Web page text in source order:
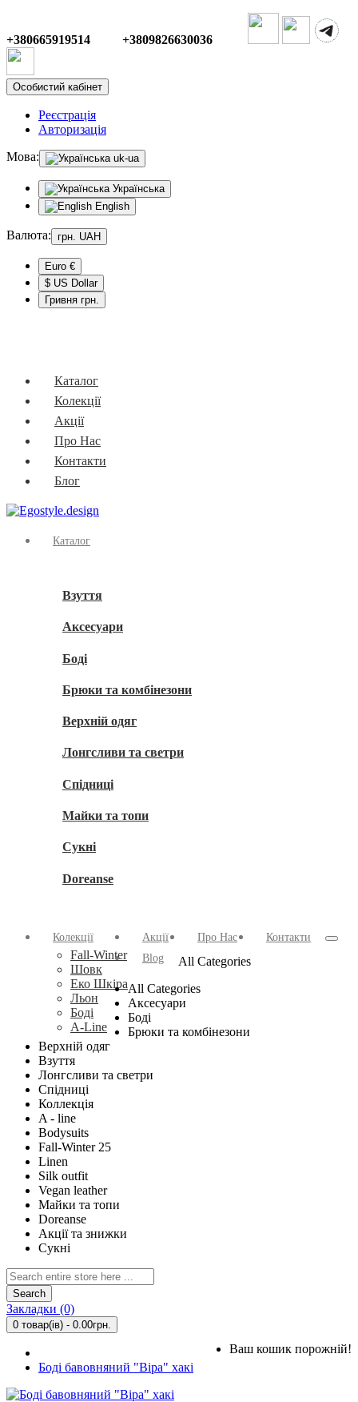
+380665919514 +3809826630036
Особистий кабінет
Реєстрація
Авторизація
Мова:
uk-ua
Українська
English
Валюта: грн. UAH
Euro €
$ US Dollar
Гривня грн.
Каталог
Колекції
Акції
Про Нас
Контакти
Блог
Каталог
Взуття
Аксесуари
Боді
Брюки та комбінезони
Верхній одяг
Лонгсливи та светри
Спідниці
Майки та топи
Сукні
Doreanse
Колекції
Fall-Winter
Шовк
Еко Шкіра
Льон
Боді
A-Line
Акції Про Нас
Контакти
Blog
All Categories
All Categories
Аксесуари
Боді
Брюки та комбінезони
Верхній одяг
Взуття
Лонгсливи та светри
Спідниці
Коллекція
A - line
Bodysuits
Fall-Winter 25
Linen
Silk outfit
Vegan leather
Майки та топи
Doreanse
Акції та знижки
Сукні
Search
Закладки (0)
0 товар(ів) - 0.00грн.
Ваш кошик порожній!
Боді бавовняний "Віра" хакі